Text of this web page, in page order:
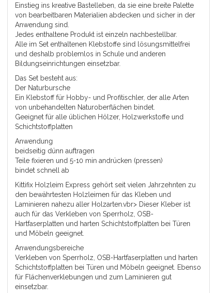
Einstieg ins kreative Bastelleben, da sie eine breite Palette
von bearbeitbaren Materialien abdecken und sicher in der
Anwendung sind.
Jedes enthaltene Produkt ist einzeln nachbestellbar.
Alle im Set enthaltenen Klebstoffe sind lösungsmittelfrei
und deshalb problemlos in Schule und anderen
Bildungseinrichtungen einsetzbar.
Das Set besteht aus:
Der Naturbursche
Ein Klebstoff für Hobby- und Profitischler, der alle Arten
von unbehandelten Naturoberflächen bindet.
Geeignet für alle üblichen Hölzer, Holzwerkstoffe und
Schichtstoffplatten
Anwendung
beidseitig dünn auftragen
Teile fixieren und 5-10 min andrücken (pressen)
bindet schnell ab
Kittifix Holzleim Express gehört seit vielen Jahrzehnten zu
den bewährtesten Holzleimen für das Kleben und
Laminieren nahezu aller Holzarten.vbr> Dieser Kleber ist
auch für das Verkleben von Sperrholz, OSB-
Hartfaserplatten und harten Schichtstoffplatten bei Türen
und Möbeln geeignet.
Anwendungsbereiche
Verkleben von Sperrholz, OSB-Hartfaserplatten und harten
Schichtstoffplatten bei Türen und Möbeln geeignet. Ebenso
für Flächenverklebungen und zum Laminieren gut
einsetzbar.